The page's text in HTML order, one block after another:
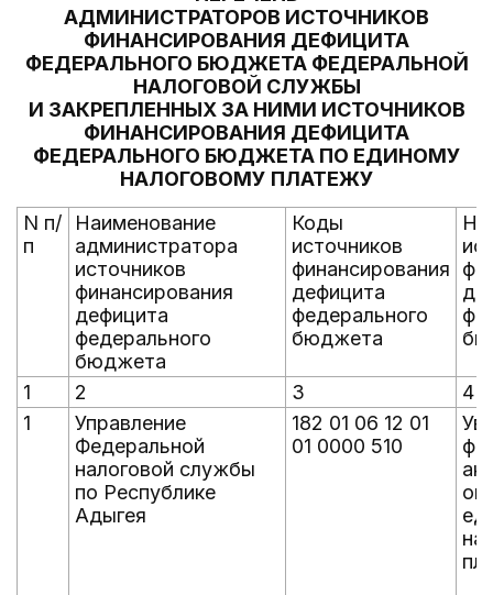
АДМИНИСТРАТОРОВ ИСТОЧНИКОВ
ФИНАНСИРОВАНИЯ ДЕФИЦИТА
ФЕДЕРАЛЬНОГО БЮДЖЕТА ФЕДЕРАЛЬНОЙ
НАЛОГОВОЙ СЛУЖБЫ
И ЗАКРЕПЛЕННЫХ ЗА НИМИ ИСТОЧНИКОВ
ФИНАНСИРОВАНИЯ ДЕФИЦИТА
ФЕДЕРАЛЬНОГО БЮДЖЕТА ПО ЕДИНОМУ
НАЛОГОВОМУ ПЛАТЕЖУ
N п/
п
Наименование
администратора
источников
финансирования
дефицита
федерального
бюджета
Коды
источников
финансирования
дефицита
федерального
бюджета
1 2 3
4
1
Управление
Федеральной
налоговой службы
по Республике
Адыгея
182 01 06 12 01
01 0000 510